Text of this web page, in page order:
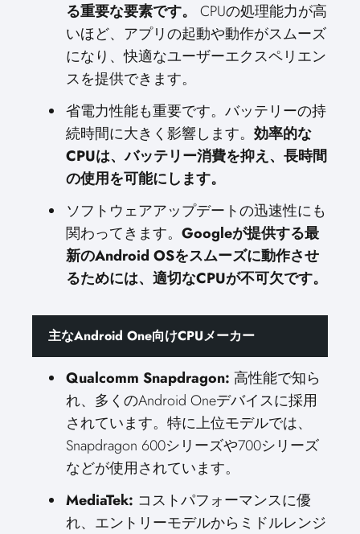
る重要な要素です。
CPUの処理能力が高
いほど、アプリの起動や動作がスムーズ
になり、快適なユーザーエクスペリエン
スを提供できます。
省電力性能も重要です。バッテリーの持
続時間に大きく影響します。 効率的な
CPUは、バッテリー消費を抑え、長時間
の使用を可能にします。
ソフトウェアアップデートの迅速性にも
関わってきます。 Googleが提供する最
新のAndroid OSをスムーズに動作させ
るためには、適切なCPUが不可欠です。
主なAndroid One向けCPUメーカー
Qualcomm Snapdragon: 高性能で知ら
れ、多くのAndroid Oneデバイスに採用
されています。特に上位モデルでは、
Snapdragon 600シリーズや700シリーズ
などが使用されています。
MediaTek: コストパフォーマンスに優
れ、エントリーモデルからミドルレンジ